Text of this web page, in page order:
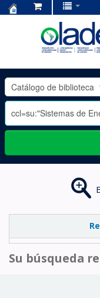
OLADE
-
Su búsqueda